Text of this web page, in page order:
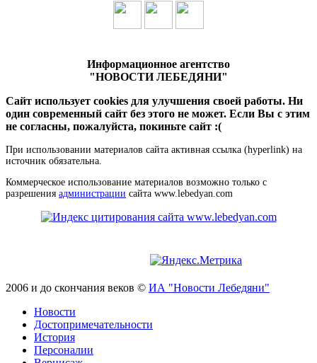
Информационное агентство
"НОВОСТИ ЛЕБЕДЯНИ"
Сайт использует cookies для улучшения своей работы. Ни
один современный сайт без этого не может. Если Вы с этим
не согласны, пожалуйста, покиньте сайт :(
При использовании материалов сайта активная ссылка (hyperlink) на
источник обязательна.
Коммерческое использование материалов возможно только с
разрешения администрации сайта www.lebedyan.com
2006 и до скончания веков © ИА "Новости Лебедяни"
Новости
Достопримечательности
История
Персоналии